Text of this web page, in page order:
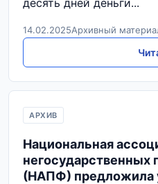
десять дней деньги...
14.02.2025Архивный
АРХИВ
Национальная
(НАПФ) предложила